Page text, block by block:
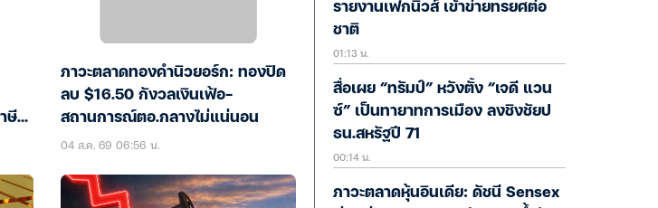
ษี
ภาวะตลาดทองคำนิวยอร์ก: ทองปิด
ลบ $16.50 กังวลเงินเฟ้อ-
สถานการณ์ตอ.กลางไม่แน่นอน
04 ส.ค. 69 06:56 น.
รายงานเฟกนิวส์ เข้าข่ายทรยศต่อ
ชาติ
01:13 น.
สื่อเผย “ทรัมป์” หวังตั้ง “เจดี แวน
ซ์” เป็นทายาทการเมือง ลงชิงชัยป
ธน.สหรัฐปี 71
00:14 น.
ภาวะตลาดหุ้นอินเดีย: ดัชนี Sensex